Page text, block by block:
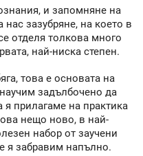
и запомняне на
нас зазубряне, на което в
отделя толкова много
най-ниска степен.
това е основата на
задълбочено да
прилагаме на практика
нещо ново, в най-
набор от заучени
я забравим напълно.